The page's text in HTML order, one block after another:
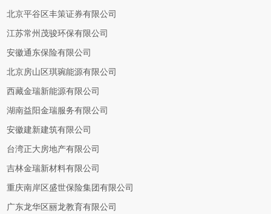
北京平谷区丰策证券有限公司
江苏常州茂骏环保有限公司
安徽通东保险有限公司
北京房山区琪琬能源有限公司
西藏金瑞新能源有限公司
湖南益阳金瑞服务有限公司
安徽建新建筑有限公司
台湾正大房地产有限公司
吉林金瑞新材料有限公司
重庆南岸区盛世保险集团有限公司
广东龙华区丽龙教育有限公司